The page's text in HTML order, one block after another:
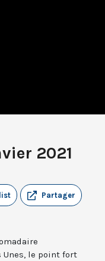
2021
Partager
le point fort